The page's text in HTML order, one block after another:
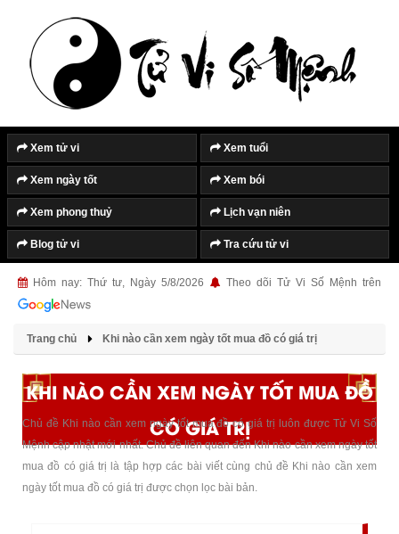
Xem tử vi Xem tuổi
Xem ngày tốt Xem bói
Xem phong thuỷ Lịch vạn niên
Blog tử vi Tra cứu tử vi
Hôm nay: Thứ tư, Ngày 5/8/2026 Theo dõi Tử Vi Số Mệnh trên
Trang chủ Khi nào cần xem ngày tốt mua đồ có giá trị
KHI NÀO CẦN XEM NGÀY TỐT MUA ĐỒ
CÓ GIÁ TRỊ
Chủ đề Khi nào cần xem ngày tốt mua đồ có giá trị luôn được Tử Vi Số
Mệnh cập nhật mới nhất. Chủ đề liên quan đến Khi nào cần xem ngày tốt
mua đồ có giá trị là tập hợp các bài viết cùng chủ đề Khi nào cần xem
ngày tốt mua đồ có giá trị được chọn lọc bài bản.